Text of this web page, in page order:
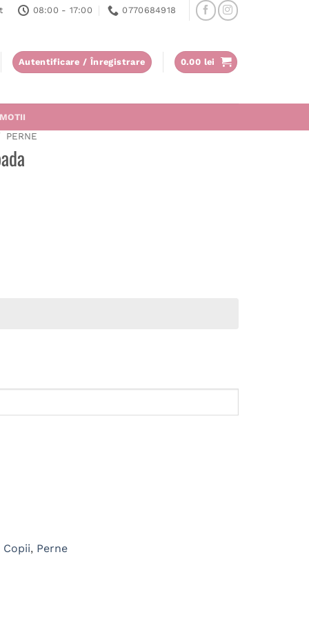
08:00 - 17:00 0770684918
Autentificare / Înregistrare 0.00 lei
PERNE
, Perne